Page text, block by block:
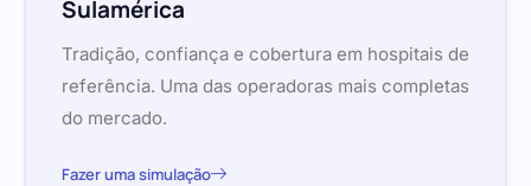
Sulamérica
Tradição, confiança e cobertura em hospitais de
referência. Uma das operadoras mais completas
do mercado.
Fazer uma simulação